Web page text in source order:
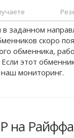
заданном
скоро
обменника,
этот
мониторинг.
на